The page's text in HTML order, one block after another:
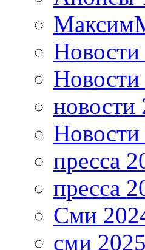
Новости
Новости
новости
Новости
пресса
пресса
Сми
сми 2025